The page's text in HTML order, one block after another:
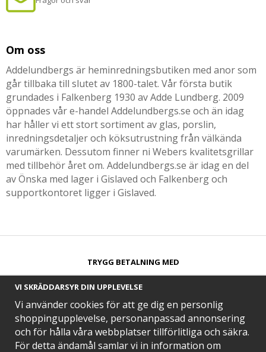
Om oss
Addelundbergs är heminredningsbutiken med anor som
går tillbaka till slutet av 1800-talet. Vår första butik
grundades i Falkenberg 1930 av Adde Lundberg. 2009
öppnades vår e-handel Addelundbergs.se och än idag
har håller vi ett stort sortiment av glas, porslin,
inredningsdetaljer och köksutrustning från välkända
varumärken. Dessutom finner ni Webers kvalitetsgrillar
med tillbehör året om. Addelundbergs.se är idag en del
av Önska med lager i Gislaved och Falkenberg och
supportkontoret ligger i Gislaved.
TRYGG BETALNING MED​
SNABB LEVERANS MED
VI SKRÄDDARSYR DIN UPPLEVELSE
Vi använder cookies för att ge dig en personlig
shoppingupplevelse, personanpassad annonsering
och för hålla våra webbplatser tillförlitliga och säkra.
För detta ändamål samlar vi in information om